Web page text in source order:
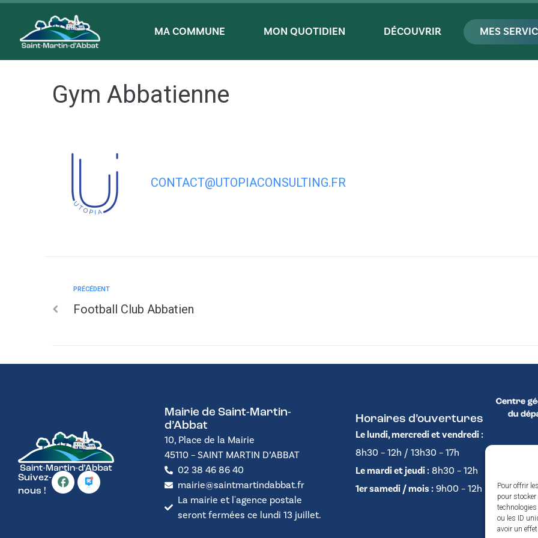
Pour offrir
pour
ou les ID
avoir un
MA COMMUNE MON QUOTIDIEN DÉCOUVRIR MES
Gym Abbatienne
CONTACT@UTOPIACONSULTING.FR
PRÉCÉDENT
Football Club Abbatien
Suivez-
nous !
Mairie de Saint-Martin-
d’Abbat
10, Place de la Mairie
45110 – SAINT MARTIN D’ABBAT
02 38 46 86 40
mairie@saintmartindabbat.fr
La mairie et l'agence postale
seront fermées ce lundi 13 juillet.
Horaires d’ouvertures
Le lundi, mercredi et vendredi :
8h30 – 12h / 13h30 – 17h
Le mardi et jeudi :8h30 – 12h
1er samedi / mois :9h00 – 12h